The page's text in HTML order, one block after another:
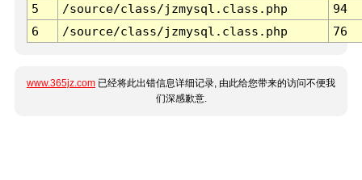
5
/source/class/jzmysql.class.php
94
6
/source/class/jzmysql.class.php 76
www.365jz.com 已经将此出错信息详细记录, 由此给您带来的访问不便我
们深感歉意.